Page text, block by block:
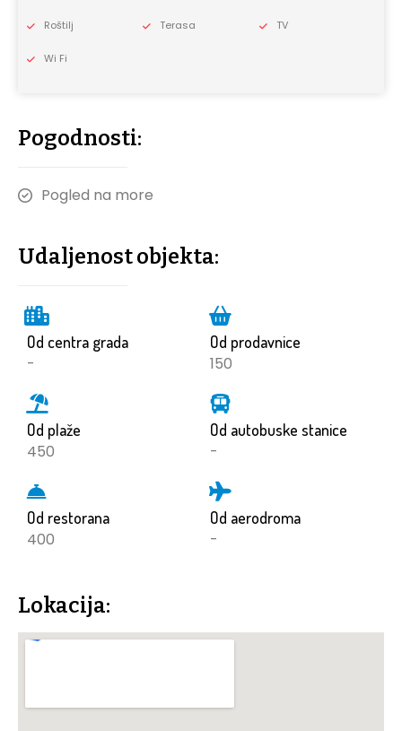
Roštilj Terasa TV
Wi Fi
Pogodnosti:
Pogled na more
Udaljenost objekta:
Od centra grada
-
Od plaže
450
Od restorana
400
Od prodavnice
150
Od autobuske stanice
-
Od aerodroma
-
Lokacija: